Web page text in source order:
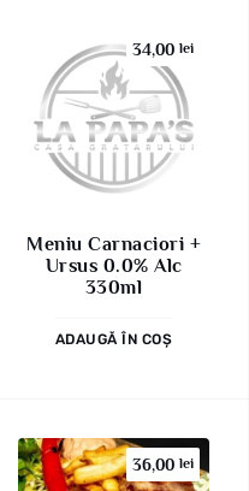
34,00lei
Meniu Carnaciori +
Ursus 0.0% Alc
330ml
ADAUGĂ ÎN COȘ
36,00lei